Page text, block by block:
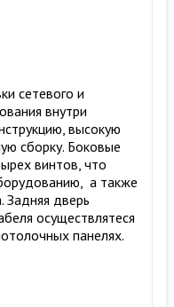
сетевого и
внутри
высокую
сборку. ​Боковые
винтов, что
а также
Задняя дверь
осуществлятеся
панелях.